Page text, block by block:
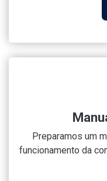
Preparamos um
funcionamento da